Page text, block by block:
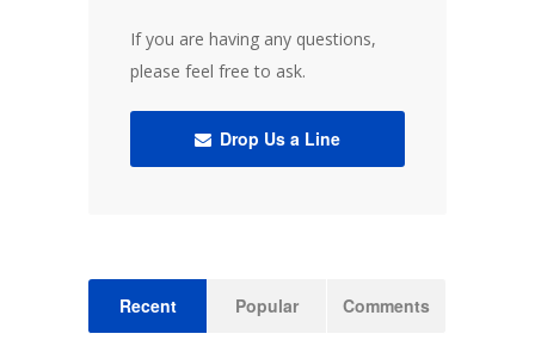
If you are having any questions,
please feel free to ask.
Drop Us a Line
Recent Popular Comments